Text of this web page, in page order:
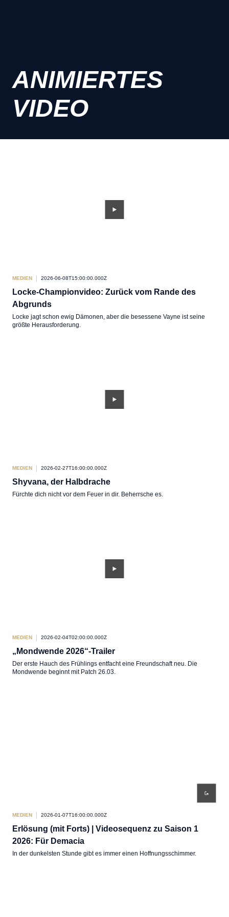
ANIMIERTES
VIDEO
MEDIEN 2026-06-08T15:00:00.000Z
Locke-Championvideo: Zurück vom Rande des
Abgrunds
Locke jagt schon ewig Dämonen, aber die besessene Vayne ist seine
größte Herausforderung.
MEDIEN 2026-02-27T16:00:00.000Z
Shyvana, der Halbdrache
Fürchte dich nicht vor dem Feuer in dir. Beherrsche es.
MEDIEN 2026-02-04T02:00:00.000Z
„Mondwende 2026“-Trailer
Der erste Hauch des Frühlings entfacht eine Freundschaft neu. Die
Mondwende beginnt mit Patch 26.03.
MEDIEN 2026-01-07T16:00:00.000Z
Erlösung (mit Forts) | Videosequenz zu Saison 1
2026: Für Demacia
In der dunkelsten Stunde gibt es immer einen Hoffnungsschimmer.